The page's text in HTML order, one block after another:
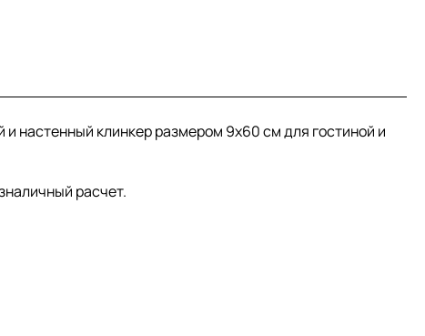
настенный клинкер размером 9x60 см для гостиной и
расчет.